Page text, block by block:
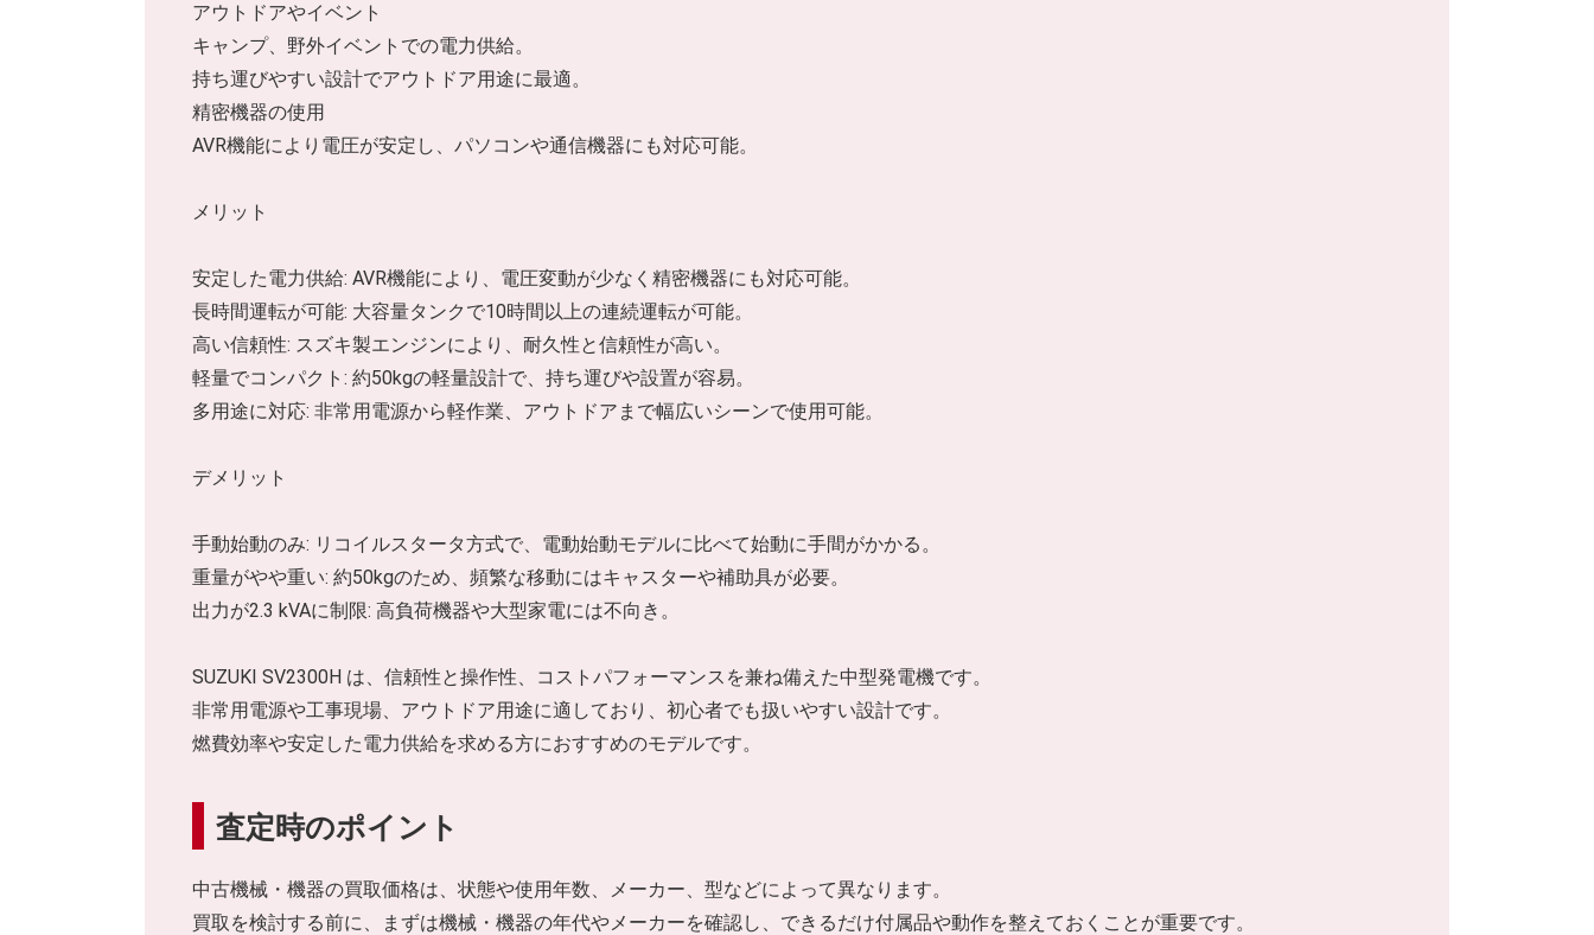
アウトドアやイベント
キャンプ、野外イベントでの電力供給。
持ち運びやすい設計でアウトドア用途に最適。
精密機器の使用
AVR機能により電圧が安定し、パソコンや通信機器にも対応可能。
メリット
安定した電力供給: AVR機能により、電圧変動が少なく精密機器にも対応可能。
長時間運転が可能: 大容量タンクで10時間以上の連続運転が可能。
高い信頼性: スズキ製エンジンにより、耐久性と信頼性が高い。
軽量でコンパクト: 約50kgの軽量設計で、持ち運びや設置が容易。
多用途に対応: 非常用電源から軽作業、アウトドアまで幅広いシーンで使用可能。
デメリット
手動始動のみ: リコイルスタータ方式で、電動始動モデルに比べて始動に手間がかかる。
重量がやや重い: 約50kgのため、頻繁な移動にはキャスターや補助具が必要。
出力が2.3 kVAに制限: 高負荷機器や大型家電には不向き。
SUZUKI SV2300H は、信頼性と操作性、コストパフォーマンスを兼ね備えた中型発電機です。
非常用電源や工事現場、アウトドア用途に適しており、初心者でも扱いやすい設計です。
燃費効率や安定した電力供給を求める方におすすめのモデルです。
査定時のポイント
中古機械・機器の買取価格は、状態や使用年数、メーカー、型などによって異なります。
買取を検討する前に、まずは機械・機器の年代やメーカーを確認し、できるだけ付属品や動作を整えておくことが重要です。